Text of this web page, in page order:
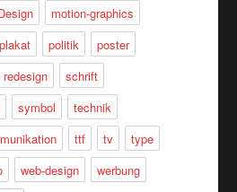
motion-graphics
plakat politik
poster
redesign
schrift
symbol
technik
ttf tv
type
web-design
werbung